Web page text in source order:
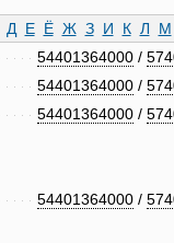
Д Е Ё Ж З И К Л М
54401364000 /
54401364000 /
54401364000 /
54401364000 /